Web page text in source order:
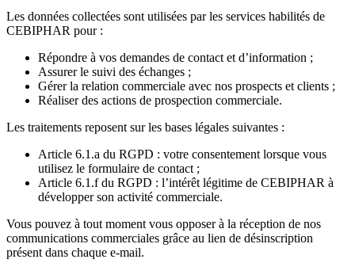
Les données collectées sont utilisées par les services habilités de
CEBIPHAR pour :
Répondre à vos demandes de contact et d’information ;
Assurer le suivi des échanges ;
Gérer la relation commerciale avec nos prospects et clients ;
Réaliser des actions de prospection commerciale.
Les traitements reposent sur les bases légales suivantes :
Article 6.1.a du RGPD : votre consentement lorsque vous
utilisez le formulaire de contact ;
Article 6.1.f du RGPD : l’intérêt légitime de CEBIPHAR à
développer son activité commerciale.
Vous pouvez à tout moment vous opposer à la réception de nos
communications commerciales grâce au lien de désinscription
présent dans chaque e-mail.